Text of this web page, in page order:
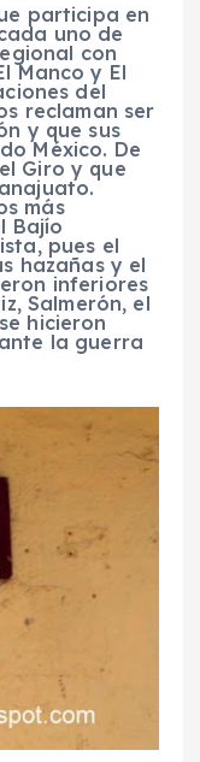
participa en
uno de
con
Manco y El
del
reclaman ser
y que sus
México. De
Giro y que
más
Bajío
pues el
hazañas y el
inferiores
Salmerón, el
hicieron
la guerra